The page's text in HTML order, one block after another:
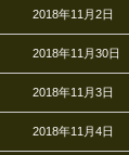
2018年11月2日
2018年11月30日
2018年11月3日
2018年11月4日